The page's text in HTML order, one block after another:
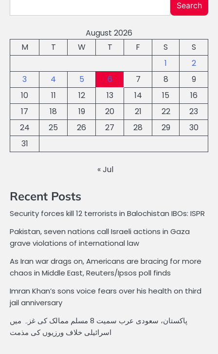
Search
August 2026
M
T W T F S
S
1
2
3
4 5 6 7 8
9
10
11 12 13 14 15
16
17
18 19 20 21 22
23
24
25 26 27 28 29
30
31
« Jul
Recent Posts
Security forces kill 12 terrorists in Balochistan IBOs: ISPR
Pakistan, seven nations call Israeli actions in Gaza
grave violations of international law
As Iran war drags on, Americans are bracing for more
chaos in Middle East, Reuters/Ipsos poll finds
Imran Khan’s sons voice fears over his health on third
jail anniversary
پاکستان، سعودی عرب سمیت 8 مسلم ممالک کی غزہ میں
اسرائیلی خلاف ورزیوں کی مذمت